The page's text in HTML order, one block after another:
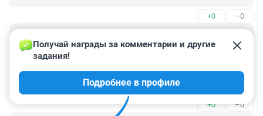
+0 –0
15 декабря 2022, 13:14
Зачем вводить в заблуждение нас? У ее теперешнего
мужа один родной ребенок, двое других от другого
отца, они ему никто. Они пригодятся предыдущему
мужу для подсчетов с новой женой, у него уже их три.
А женщина-техничка беременная, хорошо бы сразу
+0 –0
Получай награды за комментарии и другие
задания!
Подробнее в профиле